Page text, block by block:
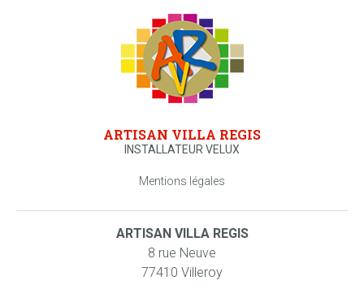
ARTISAN VILLA REGIS
INSTALLATEUR VELUX
Mentions légales
ARTISAN VILLA REGIS
8 rue Neuve
77410 Villeroy